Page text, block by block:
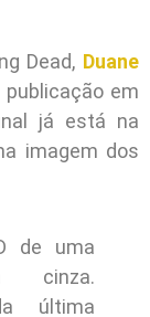
Dead, Duane
em
já está na
imagem dos
de uma
cinza.
última